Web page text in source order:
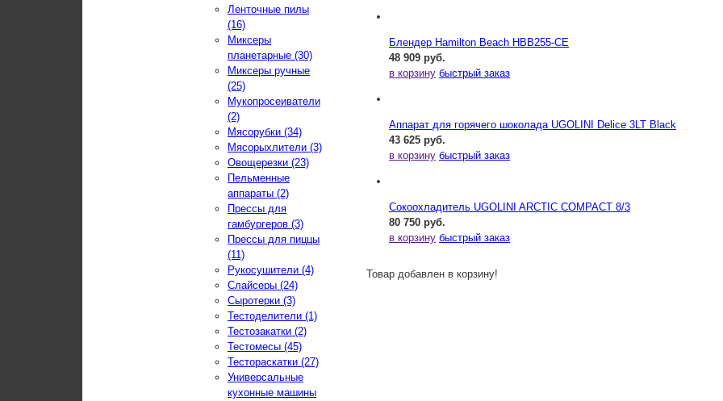
Блендер Hamilton Beach HBB255-CE
48 909 руб.
в корзину быстрый заказ
Аппарат для горячего шоколада UGOLINI Delice 3LT Black
43 625 руб.
в корзину быстрый заказ
Сокоохладитель UGOLINI ARCTIC COMPACT 8/3
80 750 руб.
в корзину быстрый заказ
Товар добавлен в корзину!
Ленточные пилы
(16)
Миксеры
планетарные (30)
Миксеры ручные
(25)
Мукопросеиватели
(2)
Мясорубки (34)
Мясорыхлители (3)
Овощерезки (23)
Пельменные
аппараты (2)
Прессы для
гамбургеров (3)
Прессы для пиццы
(11)
Рукосушители (4)
Слайсеры (24)
Сыротерки (3)
Тестоделители (1)
Тестозакатки (2)
Тестомесы (45)
Тестораскатки (27)
Универсальные
кухонные машины